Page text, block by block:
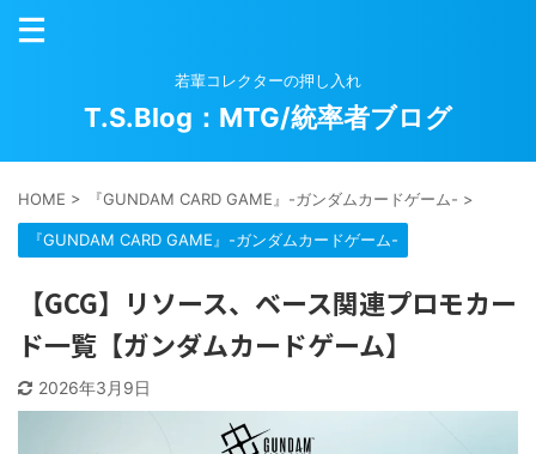
若輩コレクターの押し入れ
T.S.Blog：MTG/統率者ブログ
HOME > 『GUNDAM CARD GAME』-ガンダムカードゲーム- >
『GUNDAM CARD GAME』-ガンダムカードゲーム-
【GCG】リソース、ベース関連プロモカー
ド一覧【ガンダムカードゲーム】
2026年3月9日